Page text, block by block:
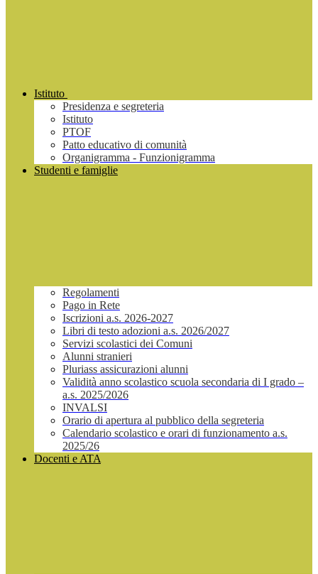
Istituto
Presidenza e segreteria
Istituto
PTOF
Patto educativo di comunità
Organigramma - Funzionigramma
Studenti e famiglie
Regolamenti
Pago in Rete
Iscrizioni a.s. 2026-2027
Libri di testo adozioni a.s. 2026/2027
Servizi scolastici dei Comuni
Alunni stranieri
Pluriass assicurazioni alunni
Validità anno scolastico scuola secondaria di I grado –
a.s. 2025/2026
INVALSI
Orario di apertura al pubblico della segreteria
Calendario scolastico e orari di funzionamento a.s.
2025/26
Docenti e ATA